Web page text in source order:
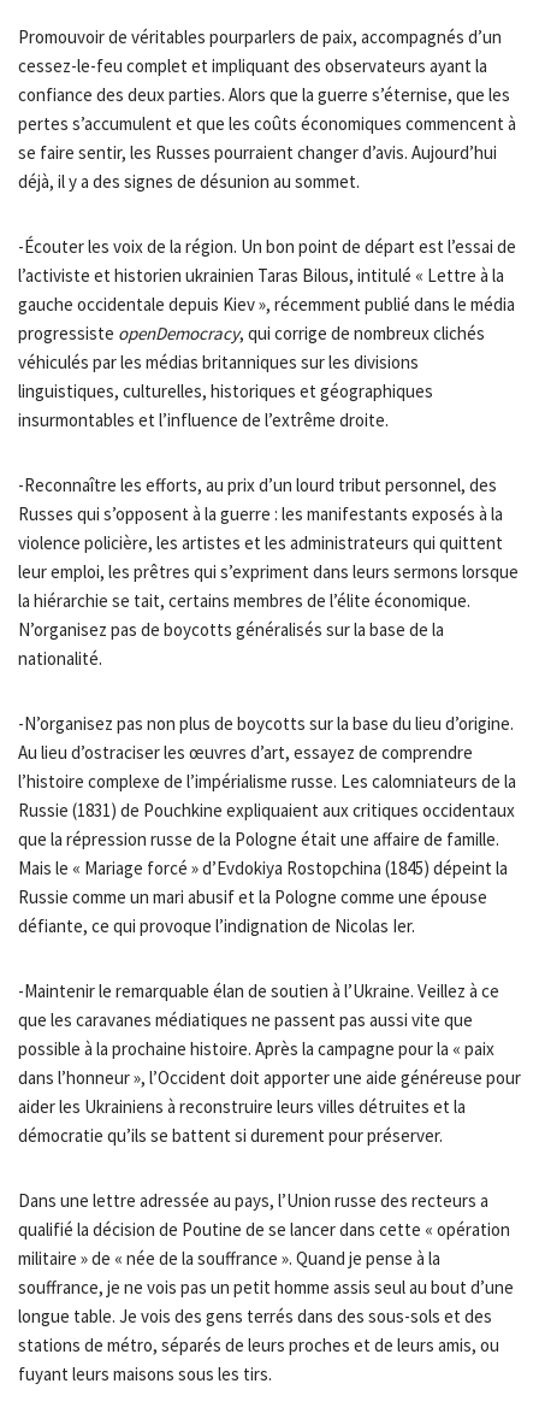
Promouvoir de véritables pourparlers de paix, accompagnés d’un
cessez-le-feu complet et impliquant des observateurs ayant la
confiance des deux parties. Alors que la guerre s’éternise, que les
pertes s’accumulent et que les coûts économiques commencent à
se faire sentir, les Russes pourraient changer d’avis. Aujourd’hui
déjà, il y a des signes de désunion au sommet.
-Écouter les voix de la région. Un bon point de départ est l’essai de
l’activiste et historien ukrainien Taras Bilous, intitulé « Lettre à la
gauche occidentale depuis Kiev », récemment publié dans le média
progressiste openDemocracy, qui corrige de nombreux clichés
véhiculés par les médias britanniques sur les divisions
linguistiques, culturelles, historiques et géographiques
insurmontables et l’influence de l’extrême droite.
-Reconnaître les efforts, au prix d’un lourd tribut personnel, des
Russes qui s’opposent à la guerre : les manifestants exposés à la
violence policière, les artistes et les administrateurs qui quittent
leur emploi, les prêtres qui s’expriment dans leurs sermons lorsque
la hiérarchie se tait, certains membres de l’élite économique.
N’organisez pas de boycotts généralisés sur la base de la
nationalité.
-N’organisez pas non plus de boycotts sur la base du lieu d’origine.
Au lieu d’ostraciser les œuvres d’art, essayez de comprendre
l’histoire complexe de l’impérialisme russe. Les calomniateurs de la
Russie (1831) de Pouchkine expliquaient aux critiques occidentaux
que la répression russe de la Pologne était une affaire de famille.
Mais le « Mariage forcé » d’Evdokiya Rostopchina (1845) dépeint la
Russie comme un mari abusif et la Pologne comme une épouse
défiante, ce qui provoque l’indignation de Nicolas Ier.
-Maintenir le remarquable élan de soutien à l’Ukraine. Veillez à ce
que les caravanes médiatiques ne passent pas aussi vite que
possible à la prochaine histoire. Après la campagne pour la « paix
dans l’honneur », l’Occident doit apporter une aide généreuse pour
aider les Ukrainiens à reconstruire leurs villes détruites et la
démocratie qu’ils se battent si durement pour préserver.
Dans une lettre adressée au pays, l’Union russe des recteurs a
qualifié la décision de Poutine de se lancer dans cette « opération
militaire » de « née de la souffrance ». Quand je pense à la
souffrance, je ne vois pas un petit homme assis seul au bout d’une
longue table. Je vois des gens terrés dans des sous-sols et des
stations de métro, séparés de leurs proches et de leurs amis, ou
fuyant leurs maisons sous les tirs.